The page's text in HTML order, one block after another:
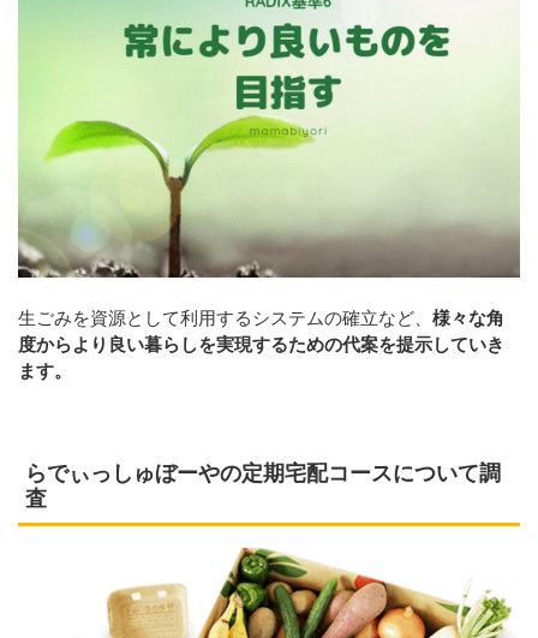
生ごみを資源として利用するシステムの確立など、 様々な角
度からより良い暮らしを実現するための代案を提示していき
ます。
らでぃっしゅぼーやの定期宅配コースについて調
査